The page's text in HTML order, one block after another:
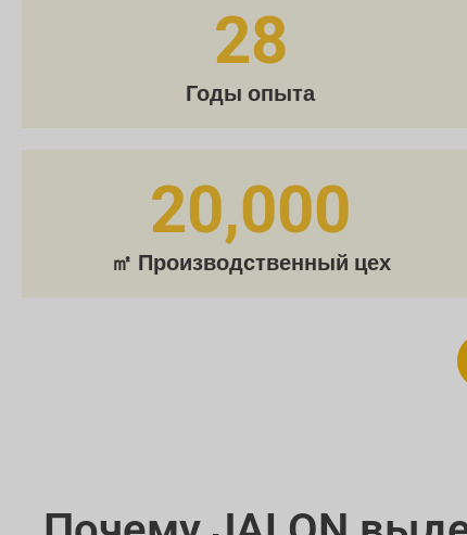
Годы опыта
28
㎡ Производственный цех
20,000